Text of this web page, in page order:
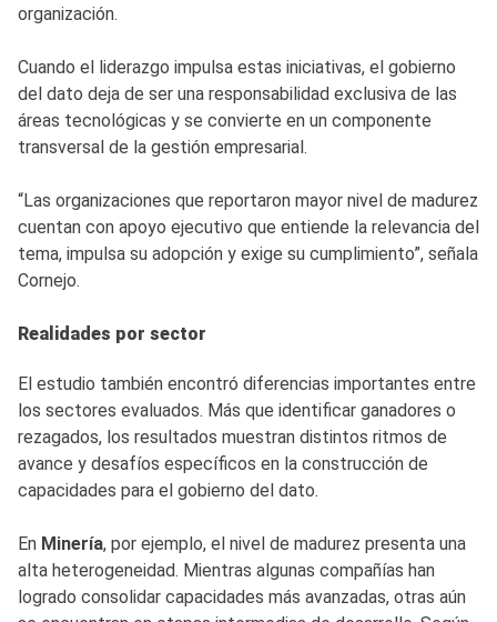
organización.
Cuando el liderazgo impulsa estas iniciativas, el gobierno
del dato deja de ser una responsabilidad exclusiva de las
áreas tecnológicas y se convierte en un componente
transversal de la gestión empresarial.
“Las organizaciones que reportaron mayor nivel de madurez
cuentan con apoyo ejecutivo que entiende la relevancia del
tema, impulsa su adopción y exige su cumplimiento”, señala
Cornejo.
Realidades por sector
El estudio también encontró diferencias importantes entre
los sectores evaluados. Más que identificar ganadores o
rezagados, los resultados muestran distintos ritmos de
avance y desafíos específicos en la construcción de
capacidades para el gobierno del dato.
En Minería, por ejemplo, el nivel de madurez presenta una
alta heterogeneidad. Mientras algunas compañías han
logrado consolidar capacidades más avanzadas, otras aún